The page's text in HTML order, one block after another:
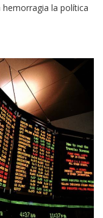
hemorragia la política